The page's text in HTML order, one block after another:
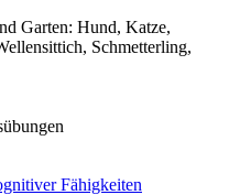
Garten: Hund, Katze,
Schmetterling,
Fähigkeiten